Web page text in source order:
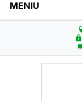
MENIU